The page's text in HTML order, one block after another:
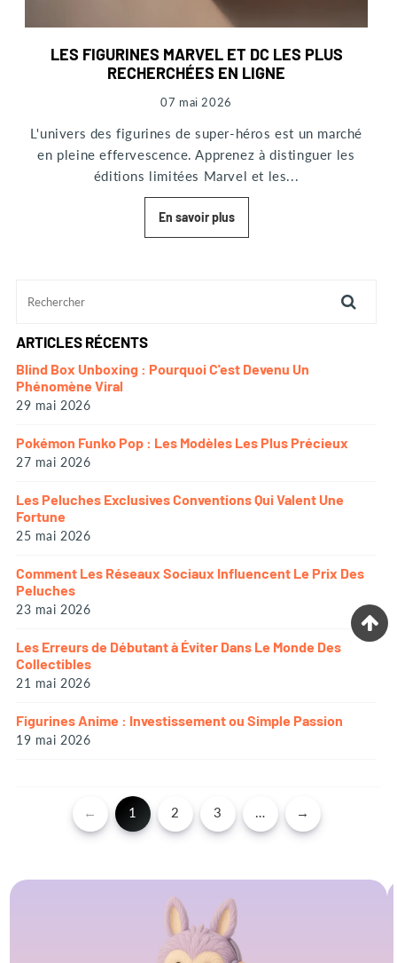
LES FIGURINES MARVEL ET DC LES PLUS
RECHERCHÉES EN LIGNE
07 mai 2026
L'univers des figurines de super-héros est un marché
en pleine effervescence. Apprenez à distinguer les
éditions limitées Marvel et les...
En savoir plus
ARTICLES RÉCENTS
Blind Box Unboxing : Pourquoi C'est Devenu Un
Phénomène Viral
29 mai 2026
Pokémon Funko Pop : Les Modèles Les Plus Précieux
27 mai 2026
Les Peluches Exclusives Conventions Qui Valent Une
Fortune
25 mai 2026
Comment Les Réseaux Sociaux Influencent Le Prix Des
Peluches
23 mai 2026
Les Erreurs de Débutant à Éviter Dans Le Monde Des
Collectibles
21 mai 2026
Figurines Anime : Investissement ou Simple Passion
19 mai 2026
← 1 2 3 … →